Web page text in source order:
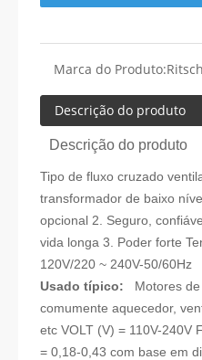
Marca do Produto:
Descrição do produto
Descrição do produto
Tipo de fluxo cruzado
transformador de baixo
opcional 2. Seguro,
vida longa 3. Poder forte
120V/220 ~ 240V-50/60Hz
Usado típico:
Motores
comumente aquecedor,
etc VOLT (V) = 110V-240V
= 0,18-0,43 com base em